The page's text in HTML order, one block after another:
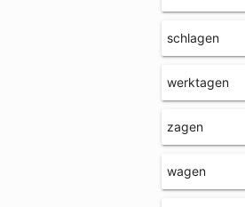
schlagen
werktagen
zagen
wagen